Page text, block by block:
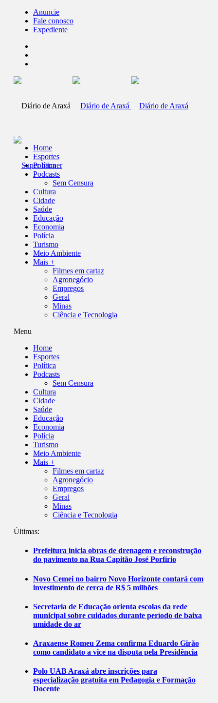
Anuncie
Fale conosco
Expediente
Home
Esportes
Política
Podcasts
Sem Censura
Cultura
Cidade
Saúde
Educação
Economia
Polícia
Turismo
Meio Ambiente
Mais +
Filmes em cartaz
Agronegócio
Empregos
Geral
Minas
Ciência e Tecnologia
Menu
Home
Esportes
Política
Podcasts
Sem Censura
Cultura
Cidade
Saúde
Educação
Economia
Polícia
Turismo
Meio Ambiente
Mais +
Filmes em cartaz
Agronegócio
Empregos
Geral
Minas
Ciência e Tecnologia
Últimas:
Prefeitura inicia obras de drenagem e reconstrução
do pavimento na Rua Capitão José Porfírio
Novo Cemei no bairro Novo Horizonte contará com
investimento de cerca de R$ 5 milhões
Secretaria de Educação orienta escolas da rede
municipal sobre cuidados durante período de baixa
umidade do ar
Araxaense Romeu Zema confirma Eduardo Girão
como candidato a vice na disputa pela Presidência
Polo UAB Araxá abre inscrições para
especialização gratuita em Pedagogia e Formação
Docente